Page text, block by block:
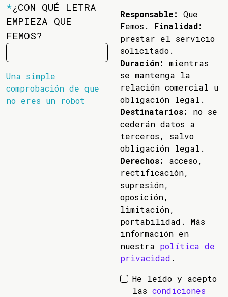
*¿CON QUÉ LETRA
EMPIEZA QUE
FEMOS?
Una simple
comprobación de que
no eres un robot
Responsable:
Que
Femos. Finalidad:
prestar el servicio
solicitado.
Duración:
mientras
se mantenga la
relación comercial u
obligación legal.
Destinatarios:
no se
cederán datos a
terceros, salvo
obligación legal.
Derechos:
acceso,
rectificación,
supresión,
oposición,
limitación,
portabilidad. Más
información en
nuestra política de
privacidad .
He leído y acepto
las condiciones